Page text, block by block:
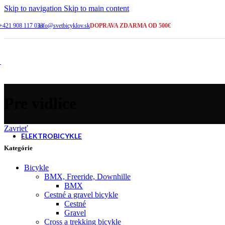
Skip to navigation Skip to main content
908 117 033info@svetbicyklov.skDOPRAVA ZDARMA OD 500€
ŠIROKÝ VÝBER
Galanta
+421 908 117 033
ELEKTROBICYKLE
Cross a trekking
Horské - celoodpružené
Zavrieť
Kategórie
Bicykle
BMX, Freeride, Downhille
BMX
Cestné a gravel bicykle
Cestné
Gravel
Cross a trekking bicykle